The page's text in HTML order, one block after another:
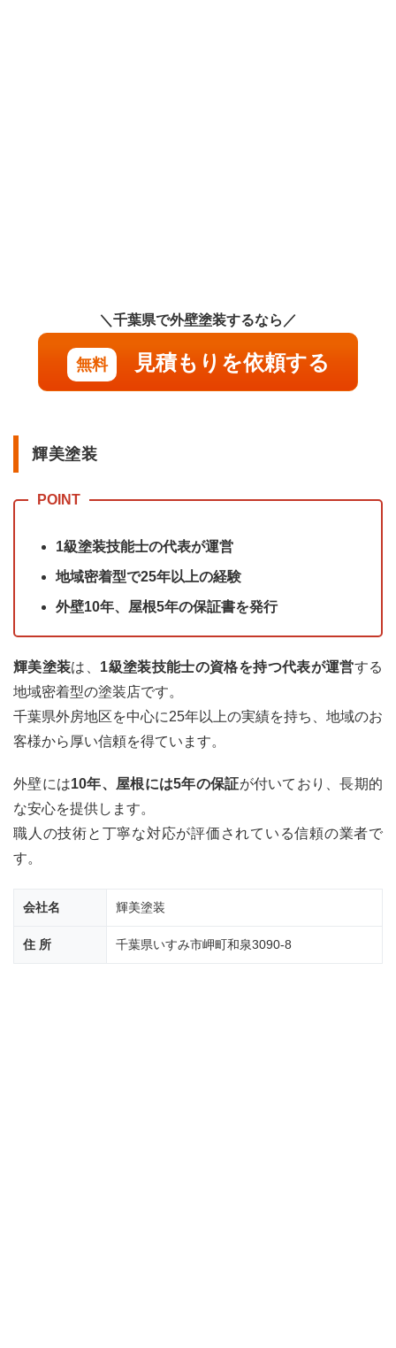
壁塗
屋根
費
用・
り
茂原
外壁
の助
6
茂原
市の
外壁
塗装
良塗
装店
まと
め
＼千葉県で外壁塗装するなら／
無料 見積もりを依頼する
輝美塗装
1級塗装技能士の代表が運営
地域密着型で25年以上の経験
外壁10年、屋根5年の保証書を発行
輝美塗装は、 1級塗装技能士の資格を持つ代表が運営する
地域密着型の塗装店です。
千葉県外房地区を中心に25年以上の実績を持ち、地域のお
客様から厚い信頼を得ています。
外壁には10年、屋根には5年の保証が付いており、長期的
な安心を提供します。
職人の技術と丁寧な対応が評価されている信頼の業者で
す。
会社名 輝美塗装
住 所 千葉県いすみ市岬町和泉3090-8